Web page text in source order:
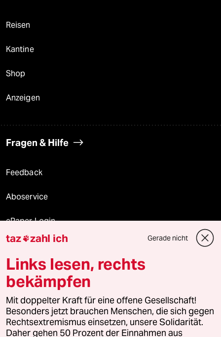
Reisen
Kantine
Shop
Anzeigen
Fragen & Hilfe
Feedback
Aboservice
ePaper Login
Downloads für Abonnierende
© 2026 taz Verlags und Vertriebs GmbH
Alle Rechte vorbehalten. Bei rechtlichen Fragen oder für Genehmigungen
wenden Sie sich bitte an lizenzen@taz.de
taz zahl ich Gerade nicht
Links lesen, rechts
bekämpfen
Mit doppelter Kraft für eine offene Gesellschaft!
Besonders jetzt brauchen Menschen, die sich gegen
Rechtsextremismus einsetzen, unsere Solidarität.
Daher gehen 50 Prozent der Einnahmen aus